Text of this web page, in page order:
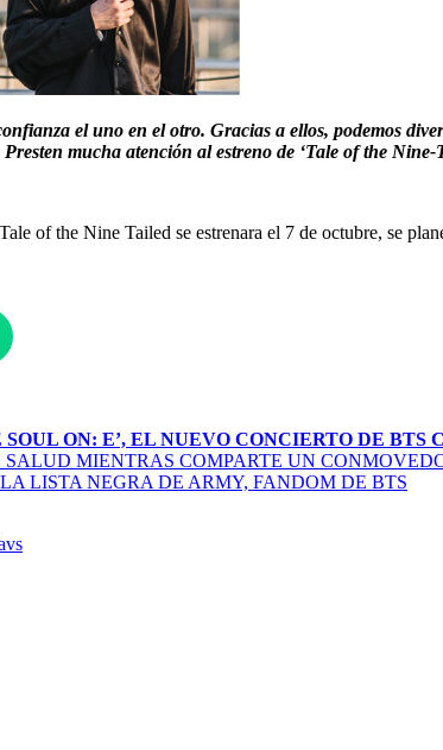
el uno en el otro. Gracias a ellos, podemos
mucha atención al estreno de ‘Tale of the Nine-
of the Nine Tailed se estrenara el 7 de octubre, se
ON: E’, EL NUEVO CONCIERTO DE BTS
MIENTRAS COMPARTE UN
LISTA NEGRA DE ARMY, FANDOM DE BTS